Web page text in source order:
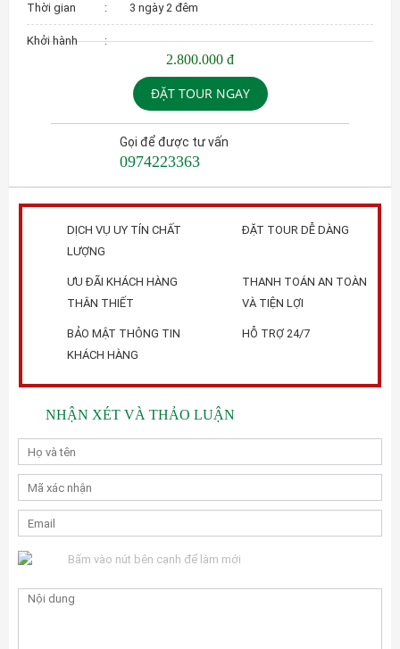
Thời gian : 3 ngày 2 đêm
Khởi hành :
2.800.000 đ
ĐẶT TOUR NGAY
Gọi để được tư vấn
0974223363
DỊCH VỤ UY TÍN CHẤT
LƯỢNG
ĐẶT TOUR DỄ DÀNG
ƯU ĐÃI KHÁCH HÀNG
THÂN THIẾT
THANH TOÁN AN TOÀN
VÀ TIỆN LỢI
BẢO MẬT THÔNG TIN
KHÁCH HÀNG
HỖ TRỢ 24/7
NHẬN XÉT VÀ THẢO LUẬN
Bấm vào nút bên cạnh để làm mới